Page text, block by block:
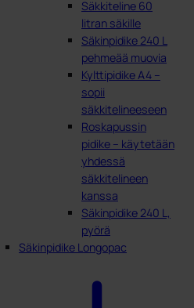
Säkkiteline 60
litran säkille
Säkinpidike 240 L
pehmeää muovia
Kylttipidike A4 –
sopii
säkkitelineeseen
Roskapussin
pidike – käytetään
yhdessä
säkkitelineen
kanssa
Säkinpidike 240 L,
pyörä
Säkinpidike Longopac